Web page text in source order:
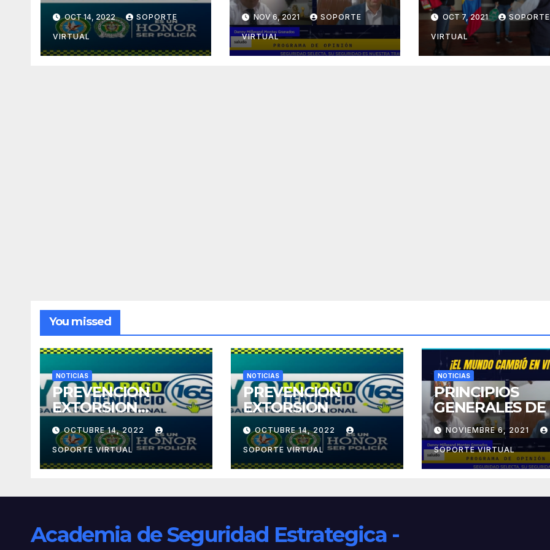
OCT 14, 2022 SOPORTE
VIRTUAL
SEGURIDAD
NOV 6, 2021 SOPORTE
VIRTUAL
ACADEMIA
OCT 7, 2021 SOPORTE
VIRTUAL
You missed
NOTICIAS
PREVENCION
EXTORSION
COMERCIOS
OCTUBRE 14, 2022
SOPORTE VIRTUAL
NOTICIAS
PREVENCION
EXTORSION
OCTUBRE 14, 2022
SOPORTE VIRTUAL
NOTICIAS
PRINCIPIOS
GENERALES DE
SEGURIDAD
NOVIEMBRE 6, 2021
SOPORTE VIRTUAL
Academia de Seguridad Estrategica -